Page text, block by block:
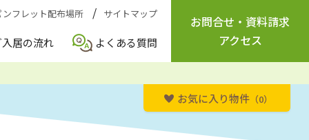
ンフレット配布場所 サイトマップ
居の流れ よくある質問
お問合せ ・ 資料請求
アクセス
お気に入り物件（0）